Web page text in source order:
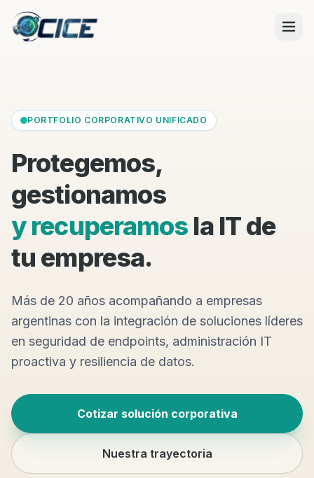
PORTFOLIO CORPORATIVO UNIFICADO
Protegemos,
gestionamos
y recuperamos la IT de
tu empresa.
Más de 20 años acompañando a empresas
argentinas con la integración de soluciones líderes
en seguridad de endpoints, administración IT
proactiva y resiliencia de datos.
Cotizar solución corporativa
Nuestra trayectoria